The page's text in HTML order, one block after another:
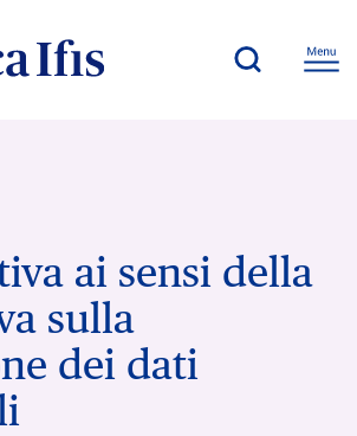
ai sensi della
sulla
dei dati